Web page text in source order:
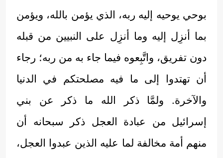
بوحي يوحيه إليه ربه، الذي يؤمن بالله، ويؤمن
بما أنزِل إليه وما أنزِل على النبيين من قبله
دون تفريق، واتَّبِعوه فيما جاء به من ربه؛ رجاء
أن تهتدوا إلى ما فيه مصلحتكم في الدنيا
والآخرة. ولمَّا ذكر الله ما ذكر عن بني
إسرائيل من عبادة العجل ذكر سبحانه أن
منهم أمة مخالفة لما عليه الذين عبدوا العجل،